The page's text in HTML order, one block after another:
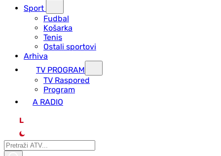
Sport
Fudbal
Košarka
Tenis
Ostali sportovi
Arhiva
TV PROGRAM
ТV Raspored
Program
A RADIO
L